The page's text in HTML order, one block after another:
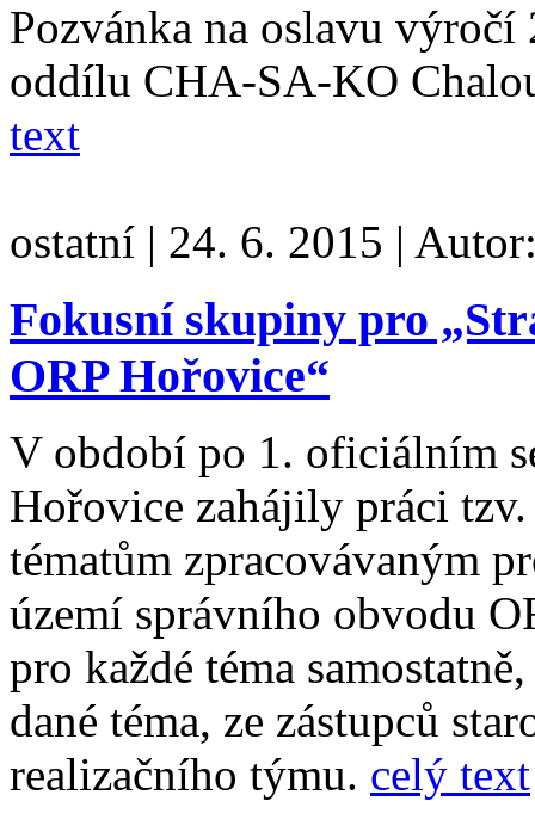
Pozvánka na oslavu
oddílu CHA-SA-KO
text
ostatní | 24. 6. 2015 |
Fokusní skupiny pro
ORP Hořovice“
V období po 1. oficiálním
Hořovice zahájily práci
tématům zpracovávaným
území správního obvodu
pro každé téma
dané téma, ze zástupců
realizačního týmu. celý text